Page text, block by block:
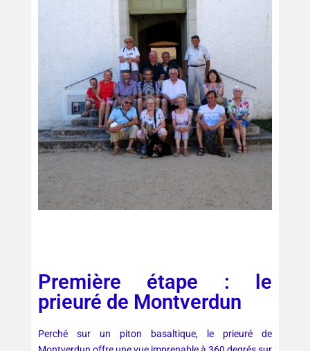
Première étape : le
prieuré de Montverdun
Perché sur un piton basaltique, le prieuré de